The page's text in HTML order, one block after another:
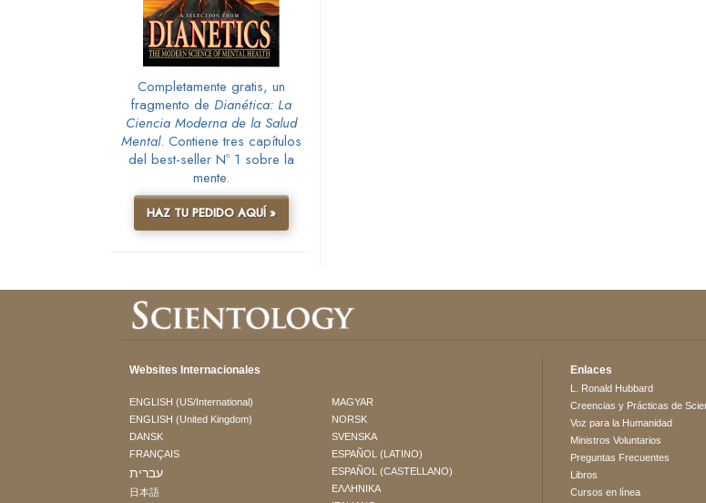
Completamente gratis, un
fragmento de Dianética: La
Ciencia Moderna de la Salud
Mental. Contiene tres capítulos
del best-seller Nº 1 sobre la
mente.
HAZ TU PEDIDO AQUÍ »
Websites Internacionales
ENGLISH (US/International)
ENGLISH (United Kingdom)
DANSK
FRANÇAIS
עברית
日本語
MAGYAR
NORSK
SVENSKA
ESPAÑOL (LATINO)
ESPAÑOL (CASTELLANO)
ΕΛΛΗΝΙΚA
Enlaces
L. Ronald Hubbard
Creencias y Prácticas de
Voz para la Humanidad
Ministros Voluntarios
Preguntas Frecuentes
Libros
Cursos en línea